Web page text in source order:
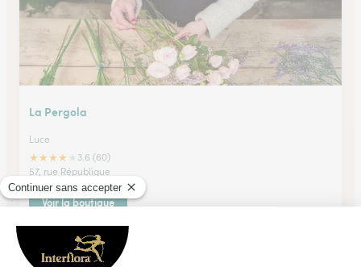
La Pergola
Luce
★★★★
3.6 (60)
57, rue République
Voir la boutique